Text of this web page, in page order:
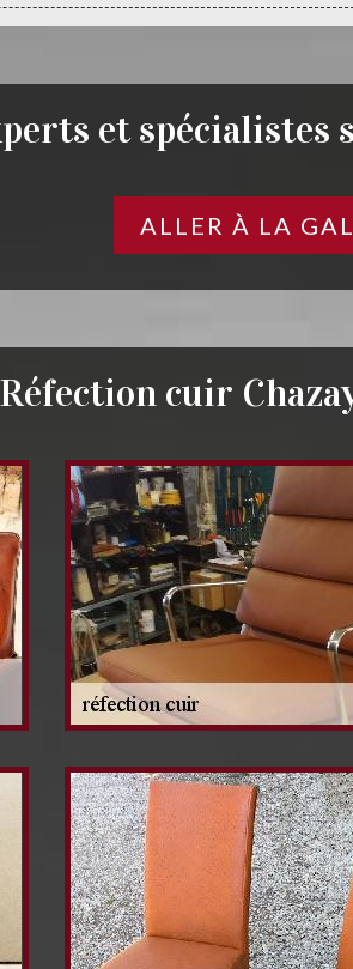
et spécialistes
ALLER À LA
Réfection cuir